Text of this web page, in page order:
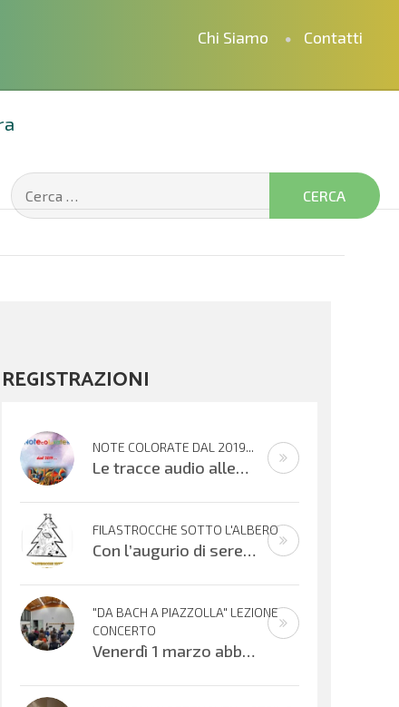
Chi Siamo Contatti
REGISTRAZIONI
NOTE COLORATE DAL 2019...
Le tracce audio allegate sono promemoria di percorsi didattici realizzati
FILASTROCCHE SOTTO L'ALBERO
Con l’augurio di serene festività, affidiamo alle vostre orecchie alcuni
"DA BACH A PIAZZOLLA" LEZIONE
CONCERTO
Venerdì 1 marzo abbiamo vissuto una meravigliosa serata musicale offerta dai Maestri Irene Sacchetti al flauto traverso e Fabio